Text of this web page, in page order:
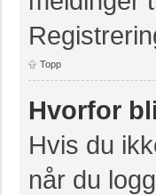
Topp
Hvorfor
Hvis du
når du